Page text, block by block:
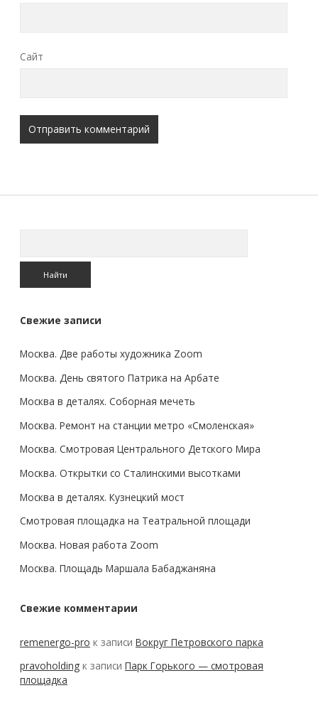
Сайт
Свежие записи
Москва. Две работы художника Zoom
Москва. День святого Патрика на Арбате
Москва в деталях. Соборная мечеть
Москва. Ремонт на станции метро «Смоленская»
Москва. Смотровая Центрального Детского Мира
Москва. Открытки со Сталинскими высотками
Москва в деталях. Кузнецкий мост
Смотровая площадка на Театральной площади
Москва. Новая работа Zoom
Москва. Площадь Маршала Бабаджаняна
Свежие комментарии
remenergo-pro к записи Вокруг Петровского парка
pravoholding к записи Парк Горького — смотровая
площадка